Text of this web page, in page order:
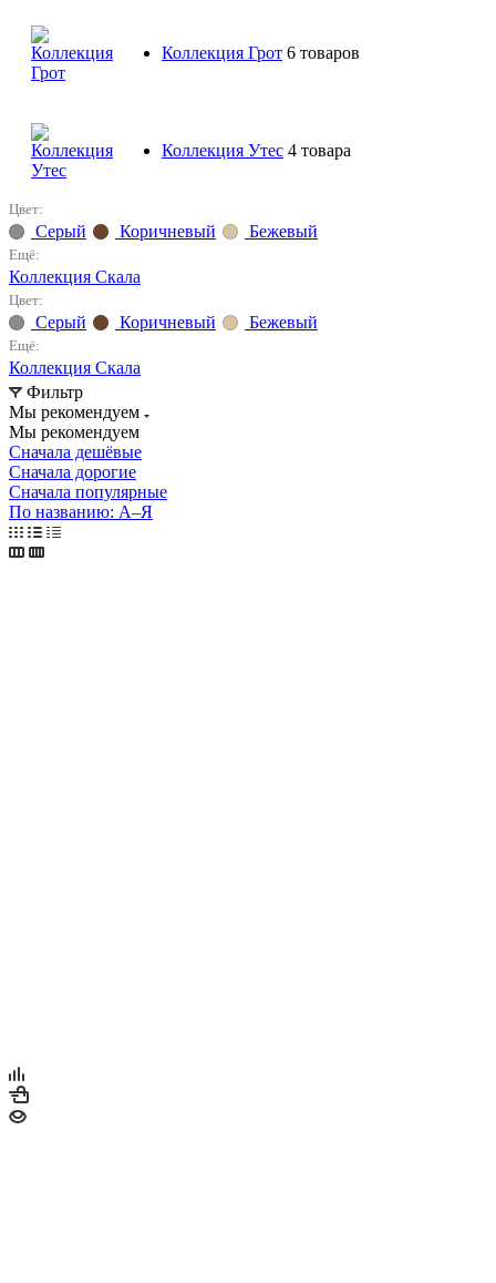
Коллекция Грот 6 товаров
Коллекция Утес 4 товара
Цвет:
Серый Коричневый Бежевый
Ещё:
Коллекция Скала
Цвет:
Серый Коричневый Бежевый
Ещё:
Коллекция Скала
Фильтр
Мы рекомендуем
Мы рекомендуем
Сначала дешёвые
Сначала дорогие
Сначала популярные
По названию: А–Я